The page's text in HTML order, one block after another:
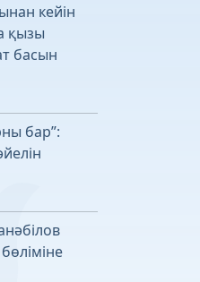
кейін
қызы
басын
бар”: